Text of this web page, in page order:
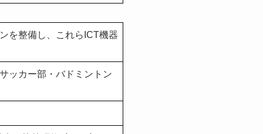
を整備し、これらICT機器
ッカー部・バドミントン